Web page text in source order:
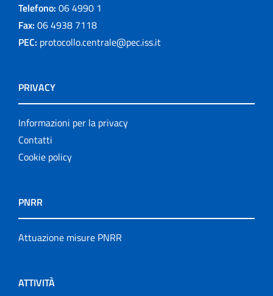
Telefono: 06 4990 1
Fax: 06 4938 7118
PEC: protocollo.centrale@pec.iss.it
PRIVACY
Informazioni per la privacy
Contatti
Cookie policy
PNRR
Attuazione misure PNRR
ATTIVITÀ